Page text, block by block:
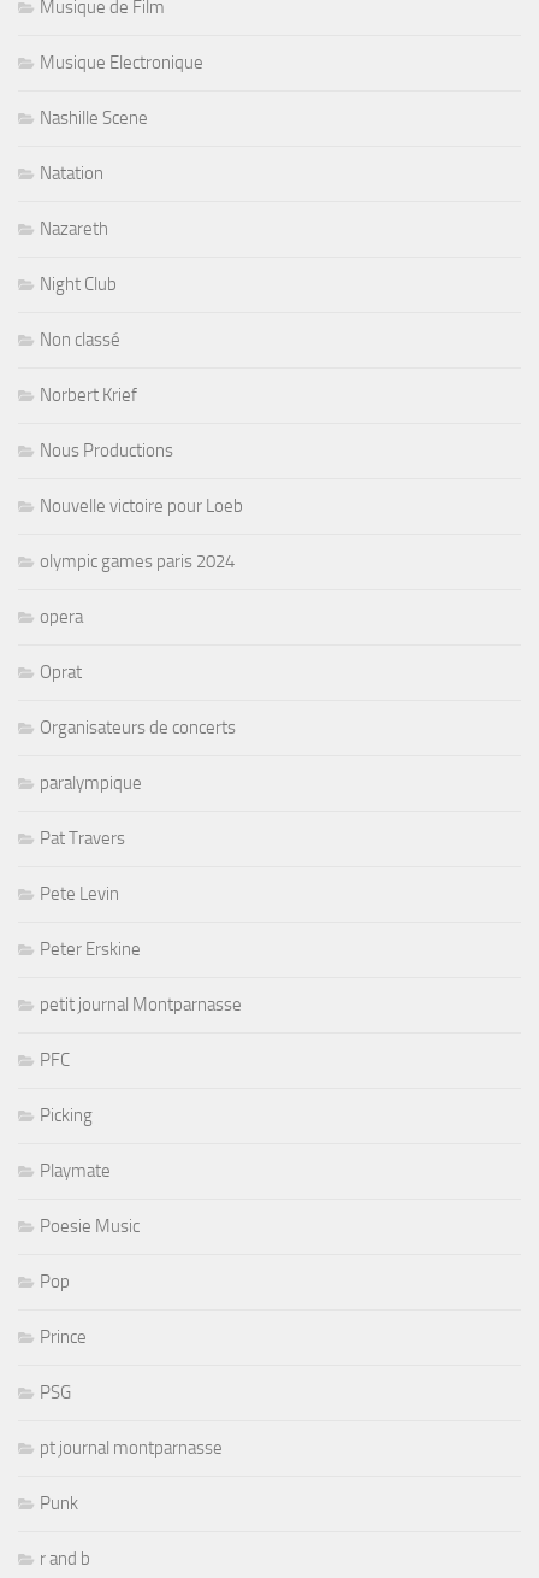
Musique de Film
Musique Electronique
Nashille Scene
Natation
Nazareth
Night Club
Non classé
Norbert Krief
Nous Productions
Nouvelle victoire pour Loeb
olympic games paris 2024
opera
Oprat
Organisateurs de concerts
paralympique
Pat Travers
Pete Levin
Peter Erskine
petit journal Montparnasse
PFC
Picking
Playmate
Poesie Music
Pop
Prince
PSG
pt journal montparnasse
Punk
r and b